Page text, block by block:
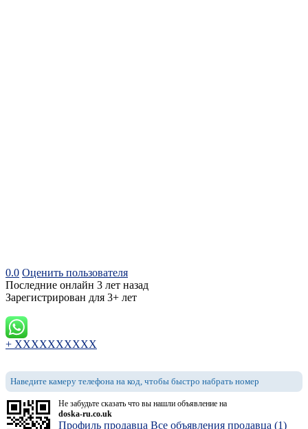
0.0 Оценить пользователя
Последние онлайн 3 лет назад
Зарегистрирован для 3+ лет
+ XXXXXXXXXX
Наведите камеру телефона на код, чтобы быстро набрать номер
Не забудьте сказать что вы нашли объявление на
doska-ru.co.uk
Профиль продавца Все объявления продавца (1)